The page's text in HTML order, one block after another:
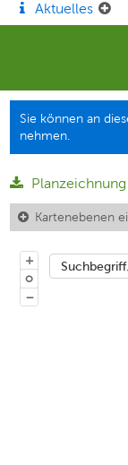
Aktuelles
Sie können an
nehmen.
Kartenebenen
+
o
−